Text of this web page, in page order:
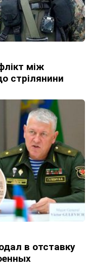
між
стрілянини
в отставку